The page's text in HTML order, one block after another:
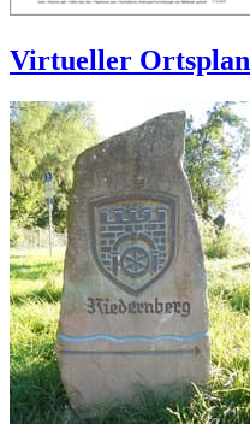
Virtueller Ortsplan